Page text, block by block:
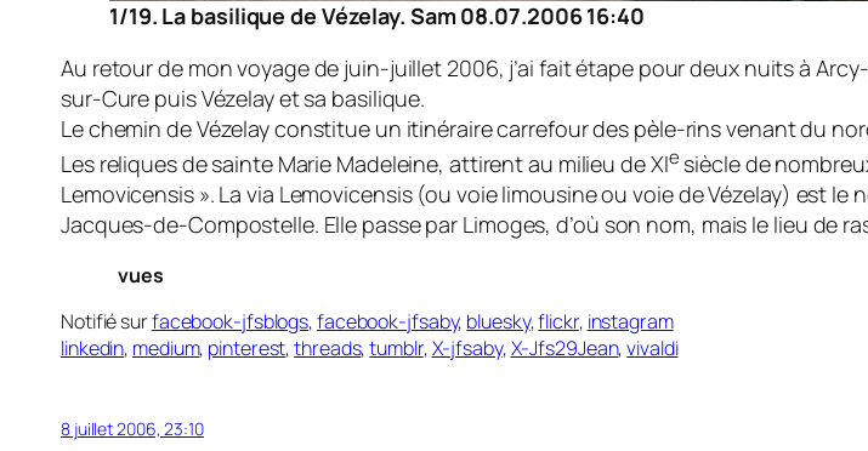
1/19. La basilique de Vézelay. Sam 08.07.2006 16:40
Au retour de mon voyage de juin-juillet 2006, j’ai fait étape pour deux nuits à
sur-Cure puis Vézelay et sa basilique.
Le chemin de Vézelay constitue un itinéraire carrefour des pèle-rins venant du
Les reliques de sainte Marie Madeleine, attirent au milieu de XIe siècle de
Lemovicensis ». La via Lemovicensis (ou voie limousine ou voie de Vézelay) est
Jacques-de-Compostelle. Elle passe par Limoges, d’où son nom, mais le lieu de
vues
Notifié surfacebook-jfsblogs,facebook-jfsaby, bluesky,flickr, instagram
linkedin, medium, pinterest,threads,tumblr,X-jfsaby,X-Jfs29Jean,vivaldi
8 juillet 2006, 23:10